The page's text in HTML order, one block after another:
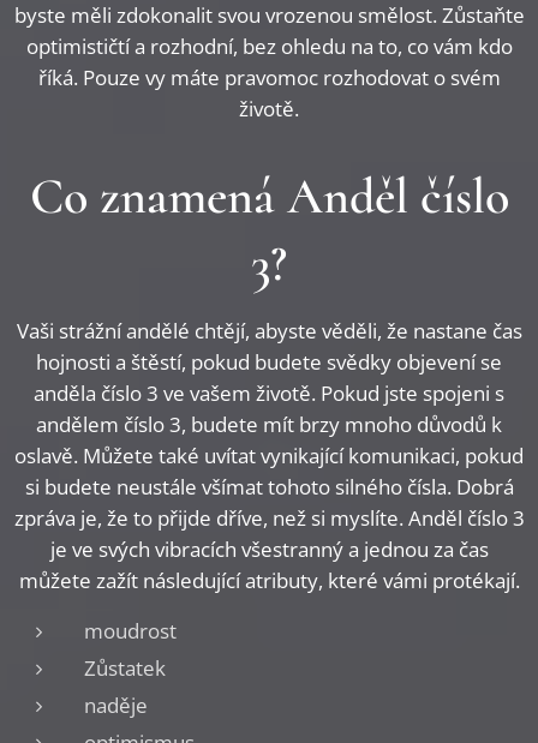
byste měli zdokonalit svou vrozenou smělost. Zůstaňte
optimističtí a rozhodní, bez ohledu na to, co vám kdo
říká. Pouze vy máte pravomoc rozhodovat o svém
životě.
Co znamená Anděl číslo
3?
Vaši strážní andělé chtějí, abyste věděli, že nastane čas
hojnosti a štěstí, pokud budete svědky objevení se
anděla číslo 3 ve vašem životě. Pokud jste spojeni s
andělem číslo 3, budete mít brzy mnoho důvodů k
oslavě. Můžete také uvítat vynikající komunikaci, pokud
si budete neustále všímat tohoto silného čísla. Dobrá
zpráva je, že to přijde dříve, než si myslíte. Anděl číslo 3
je ve svých vibracích všestranný a jednou za čas
můžete zažít následující atributy, které vámi protékají.
moudrost
Zůstatek
naděje